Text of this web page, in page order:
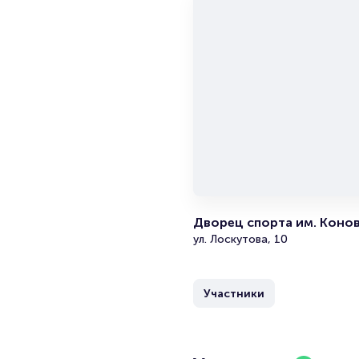
Дворец спорта им.
ул. Лоскутова, 10
Участники